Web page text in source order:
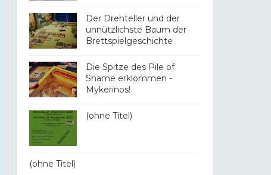
Der Drehteller und der
unnützlichste Baum der
Brettspielgeschichte
Die Spitze des Pile of
Shame erklommen -
Mykerinos!
(ohne Titel)
(ohne Titel)